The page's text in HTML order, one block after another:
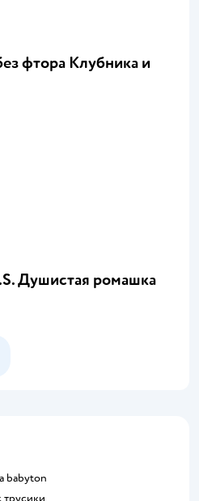
фтора Клубника и
Душистая ромашка
babyton
трусики